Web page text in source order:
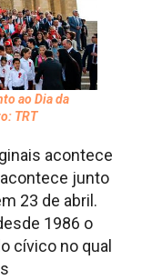
ao Dia da
TRT
acontece
acontece junto
23 de abril.
1986 o
cívico no qual